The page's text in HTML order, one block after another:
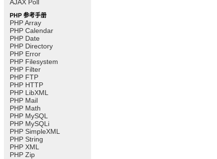
AJAX Poll
PHP 参考手册
PHP Array
PHP Calendar
PHP Date
PHP Directory
PHP Error
PHP Filesystem
PHP Filter
PHP FTP
PHP HTTP
PHP LibXML
PHP Mail
PHP Math
PHP MySQL
PHP MySQLi
PHP SimpleXML
PHP String
PHP XML
PHP Zip